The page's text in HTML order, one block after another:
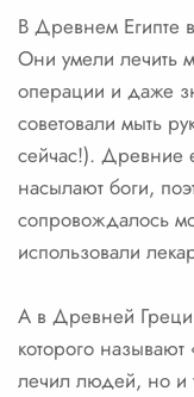
В Древнем Египте
Они умели лечить
операции и даже
советовали мыть
сейчас!). Древние
насылают боги,
сопровождалось
использовали
А в Древней
которого
лечил людей, но и